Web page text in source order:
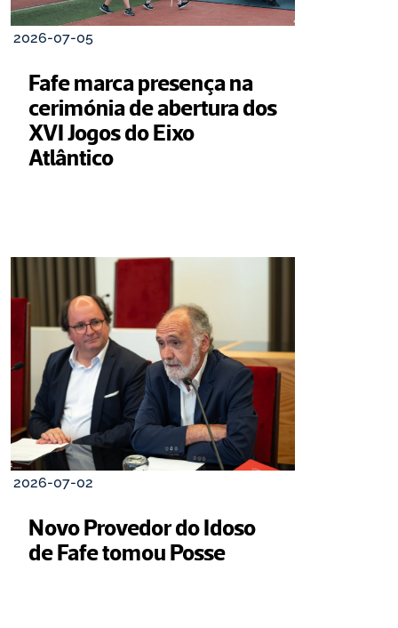
2026-07-05
Fafe marca presença na
cerimónia de abertura dos
XVI Jogos do Eixo
Atlântico
2026-07-02
Novo Provedor do Idoso
de Fafe tomou Posse